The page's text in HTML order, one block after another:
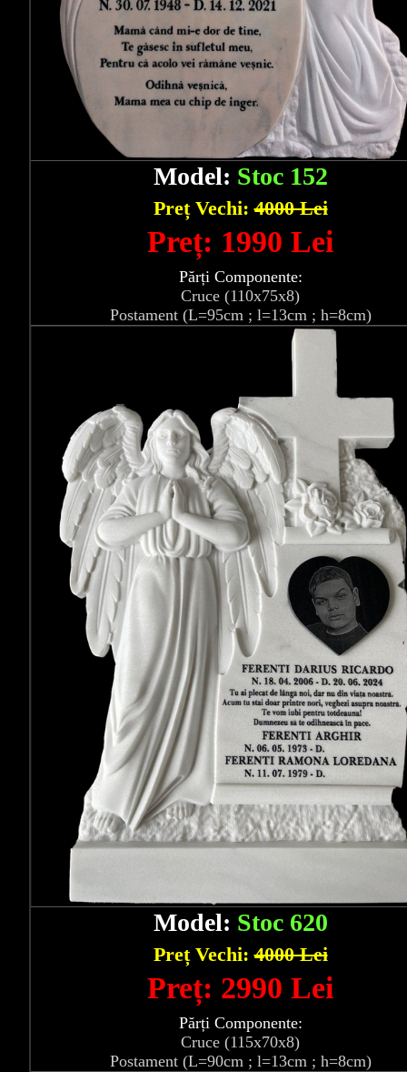
Model: Stoc 152
Preț Vechi:4000 Lei
Preț: 1990 Lei
Părți Componente:
Cruce (110x75x8)
Postament (L=95cm ; l=13cm ; h=8cm)
Model: Stoc 620
Preț Vechi:4000 Lei
Preț: 2990 Lei
Părți Componente:
Cruce (115x70x8)
Postament (L=90cm ; l=13cm ; h=8cm)